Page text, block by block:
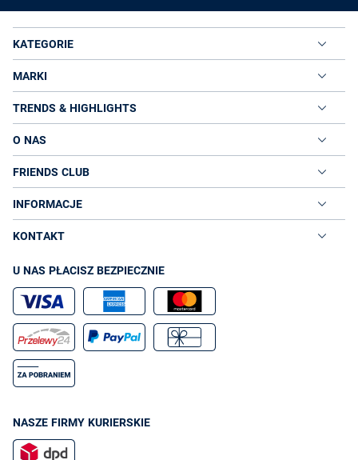
KATEGORIE
MARKI
TRENDS & HIGHLIGHTS
O NAS
FRIENDS CLUB
INFORMACJE
KONTAKT
U NAS PŁACISZ BEZPIECZNIE
NASZE FIRMY KURIERSKIE